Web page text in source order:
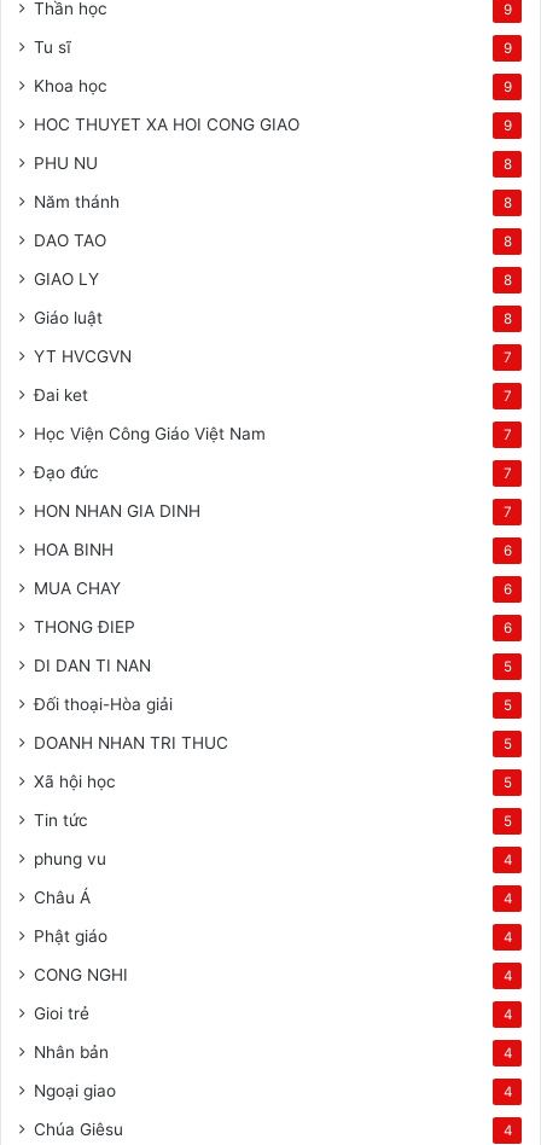
Thần học 9
Tu sĩ 9
Khoa học 9
HOC THUYET XA HOI CONG GIAO 9
PHU NU 8
Năm thánh 8
DAO TAO 8
GIAO LY 8
Giáo luật 8
YT HVCGVN 7
Đai ket 7
Học Viện Công Giáo Việt Nam 7
Đạo đức 7
HON NHAN GIA DINH 7
HOA BINH 6
MUA CHAY 6
THONG ĐIEP 6
DI DAN TI NAN 5
Đối thoại-Hòa giải 5
DOANH NHAN TRI THUC 5
Xã hội học 5
Tin tức 5
phung vu 4
Châu Á 4
Phật giáo 4
CONG NGHI 4
Gioi trẻ 4
Nhân bản 4
Ngoại giao 4
Chúa Giêsu 4